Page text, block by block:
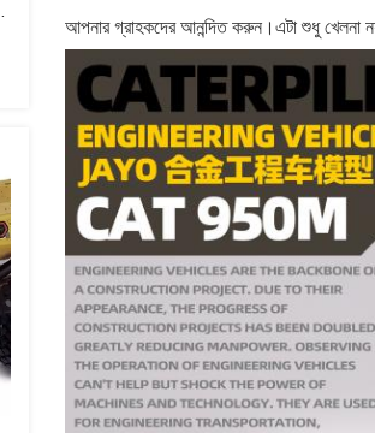
আপনার গ্রাহকদের আনন্দিত করুন।এটা শুধু খেলনা নয়,